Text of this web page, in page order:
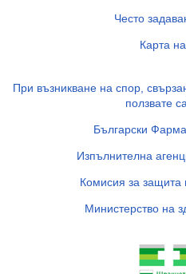
Често
Карта
При възникване на спор,
ползвате
Български
Изпълнителна
Комисия за защита
Министерство на